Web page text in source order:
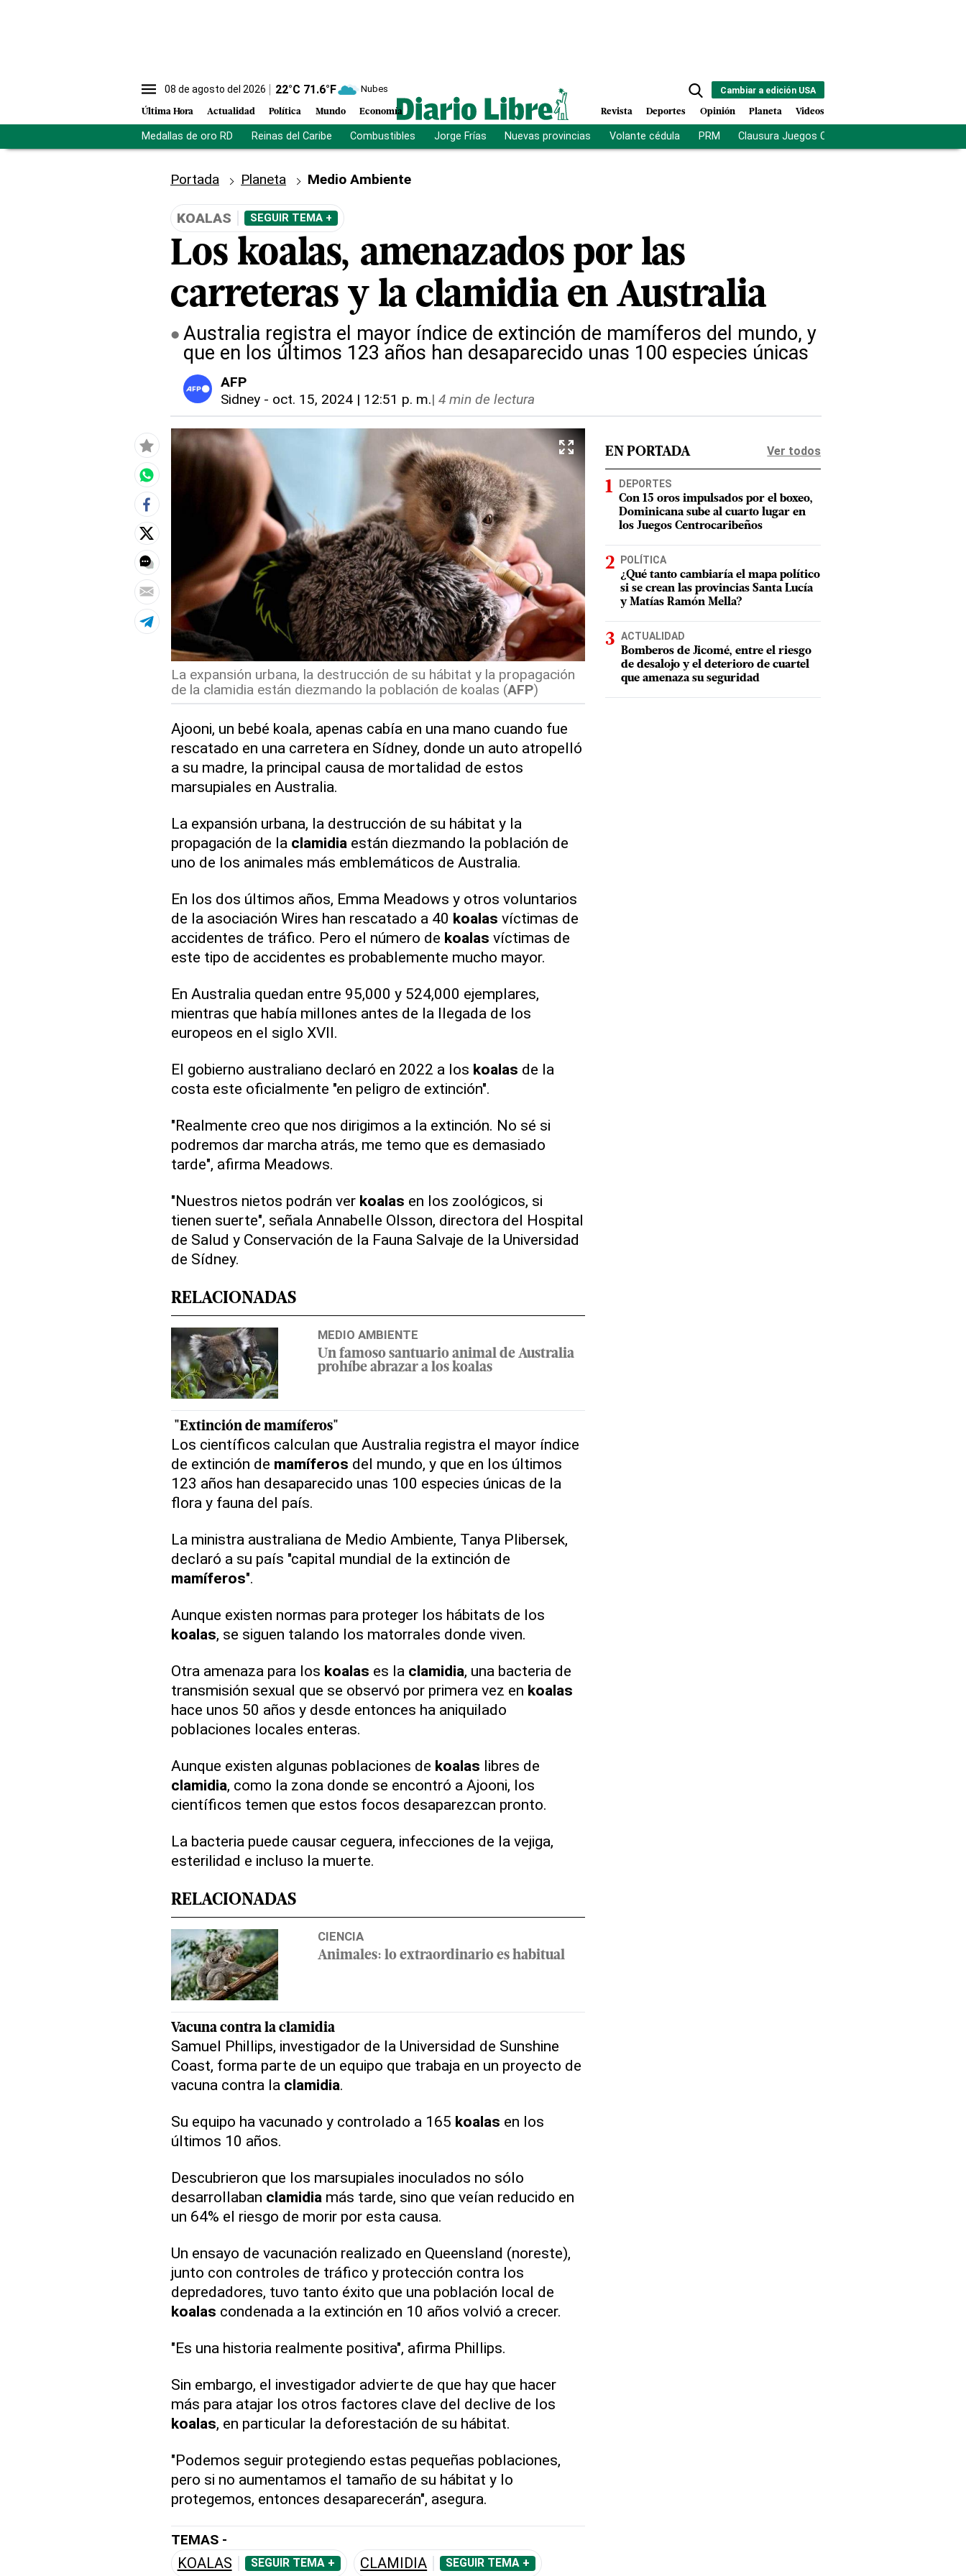
08 de agosto del 2026 22°C 71.6°F Nubes
Última Hora Actualidad Política Mundo Economía
Cambiar a edición USA
Revista Deportes Opinión Planeta Videos
Medallas de oro RD Reinas del Caribe Combustibles Jorge Frías Nuevas provincias Volante cédula PRM Clausura Juegos Centroamericanos
Portada Planeta Medio Ambiente
KOALAS SEGUIR TEMA +
Los koalas, amenazados por las
carreteras y la clamidia en Australia
Australia registra el mayor índice de extinción de mamíferos del mundo, y
que en los últimos 123 años han desaparecido unas 100 especies únicas
AFP
Sidney - oct. 15, 2024 | 12:51 p. m.| 4 min de lectura
La expansión urbana, la destrucción de su hábitat y la propagación
de la clamidia están diezmando la población de koalas (AFP)
Ajooni, un bebé koala, apenas cabía en una mano cuando fue
rescatado en una carretera en Sídney, donde un auto atropelló
a su madre, la principal causa de mortalidad de estos
marsupiales en Australia.
La expansión urbana, la destrucción de su hábitat y la
propagación de la clamidia están diezmando la población de
uno de los animales más emblemáticos de Australia.
En los dos últimos años, Emma Meadows y otros voluntarios
de la asociación Wires han rescatado a 40 koalas víctimas de
accidentes de tráfico. Pero el número de koalas víctimas de
este tipo de accidentes es probablemente mucho mayor.
En Australia quedan entre 95,000 y 524,000 ejemplares,
mientras que había millones antes de la llegada de los
europeos en el siglo XVII.
El gobierno australiano declaró en 2022 a los koalas de la
costa este oficialmente "en peligro de extinción".
"Realmente creo que nos dirigimos a la extinción. No sé si
podremos dar marcha atrás, me temo que es demasiado
tarde", afirma Meadows.
"Nuestros nietos podrán ver koalas en los zoológicos, si
tienen suerte", señala Annabelle Olsson, directora del Hospital
de Salud y Conservación de la Fauna Salvaje de la Universidad
de Sídney.
RELACIONADAS
MEDIO AMBIENTE
Un famoso santuario animal de Australia
prohíbe abrazar a los koalas
"Extinción de mamíferos"
Los científicos calculan que Australia registra el mayor índice
de extinción de mamíferos del mundo, y que en los últimos
123 años han desaparecido unas 100 especies únicas de la
flora y fauna del país.
La ministra australiana de Medio Ambiente, Tanya Plibersek,
declaró a su país "capital mundial de la extinción de
mamíferos".
Aunque existen normas para proteger los hábitats de los
koalas, se siguen talando los matorrales donde viven.
Otra amenaza para los koalas es la clamidia, una bacteria de
transmisión sexual que se observó por primera vez en koalas
hace unos 50 años y desde entonces ha aniquilado
poblaciones locales enteras.
Aunque existen algunas poblaciones de koalas libres de
clamidia, como la zona donde se encontró a Ajooni, los
científicos temen que estos focos desaparezcan pronto.
La bacteria puede causar ceguera, infecciones de la vejiga,
esterilidad e incluso la muerte.
RELACIONADAS
CIENCIA
Animales: lo extraordinario es habitual
Vacuna contra la clamidia
Samuel Phillips, investigador de la Universidad de Sunshine
Coast, forma parte de un equipo que trabaja en un proyecto de
vacuna contra la clamidia.
Su equipo ha vacunado y controlado a 165 koalas en los
últimos 10 años.
Descubrieron que los marsupiales inoculados no sólo
desarrollaban clamidia más tarde, sino que veían reducido en
un 64% el riesgo de morir por esta causa.
Un ensayo de vacunación realizado en Queensland (noreste),
junto con controles de tráfico y protección contra los
depredadores, tuvo tanto éxito que una población local de
koalas condenada a la extinción en 10 años volvió a crecer.
"Es una historia realmente positiva", afirma Phillips.
Sin embargo, el investigador advierte de que hay que hacer
más para atajar los otros factores clave del declive de los
koalas, en particular la deforestación de su hábitat.
"Podemos seguir protegiendo estas pequeñas poblaciones,
pero si no aumentamos el tamaño de su hábitat y lo
protegemos, entonces desaparecerán", asegura.
TEMAS -
KOALAS SEGUIR TEMA + CLAMIDIA SEGUIR TEMA +
EN PORTADA Ver todos
DEPORTES
Con 15 oros impulsados por el boxeo,
Dominicana sube al cuarto lugar en
los Juegos Centrocaribeños
POLÍTICA
¿Qué tanto cambiaría el mapa político
si se crean las provincias Santa Lucía
y Matías Ramón Mella?
ACTUALIDAD
Bomberos de Jicomé, entre el riesgo
de desalojo y el deterioro de cuartel
que amenaza su seguridad